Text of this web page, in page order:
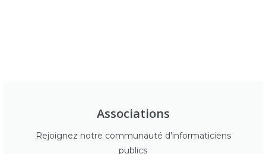
Associations
Rejoignez notre communauté d'informaticiens
publics